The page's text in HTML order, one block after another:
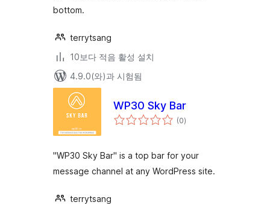
bottom.
terrytsang
10보다 적음 활성 설치
4.9.0(와)과 시험됨
WP30 Sky Bar
(0전
체)
"WP30 Sky Bar" is a top bar for your
message channel at any WordPress site.
terrytsang